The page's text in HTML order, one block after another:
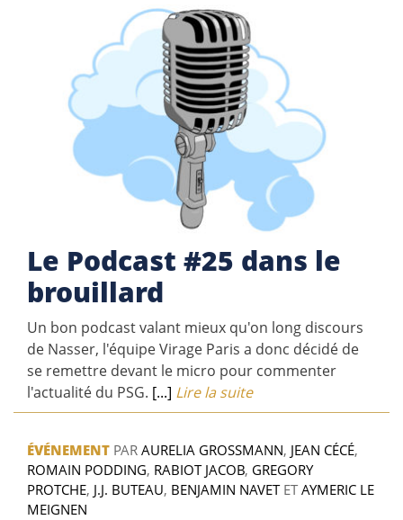
Le Podcast #25 dans le
brouillard
Un bon podcast valant mieux qu'on long discours
de Nasser, l'équipe Virage Paris a donc décidé de
se remettre devant le micro pour commenter
l'actualité du PSG. [...] Lire la suite
ÉVÉNEMENT PAR AURELIA GROSSMANN, JEAN CÉCÉ,
ROMAIN PODDING, RABIOT JACOB, GREGORY
PROTCHE, J.J. BUTEAU, BENJAMIN NAVETETAYMERIC LE
MEIGNEN